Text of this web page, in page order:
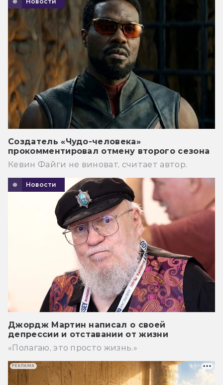
Создатель «Чудо-человека»
прокомментировал отмену второго сезона
Кевин Файги не виноват, считает автор.
Новости
Джордж Мартин написал о своей
депрессии и отставании от жизни
«Полагаю, это просто жизнь.»
РЕКЛАМА